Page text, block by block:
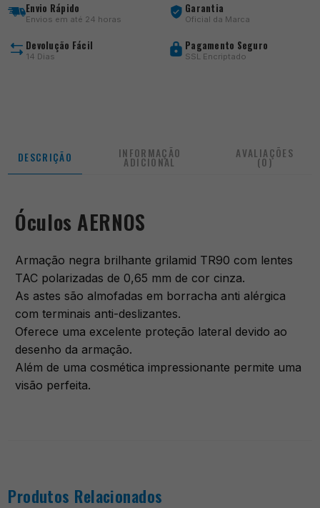
Envio Rápido
Envios em até 24 horas
Garantia
Oficial da Marca
Devolução Fácil
14 Dias
Pagamento Seguro
SSL Encriptado
DESCRIÇÃO INFORMAÇÃO
ADICIONAL
AVALIAÇÕES
(0)
Óculos AERNOS
Armação negra brilhante grilamid TR90 com lentes
TAC polarizadas de 0,65 mm de cor cinza.
As astes são almofadas em borracha anti alérgica
com terminais anti-deslizantes.
Oferece uma excelente proteção lateral devido ao
desenho da armação.
Além de uma cosmética impressionante permite uma
visão perfeita.
Produtos Relacionados